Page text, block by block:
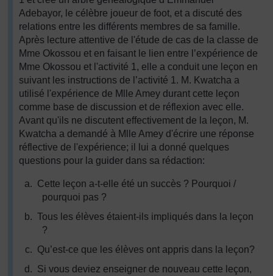
Adebayor, le célèbre joueur de foot, et a discuté des
relations entre les différents membres de sa famille.
Après lecture attentive de l'étude de cas de la classe de
Mme Okossou et en faisant le lien entre l’expérience de
Mme Okossou et l'activité 1, elle a conduit une leçon en
suivant les instructions de l’activité 1. M. Kwatcha a
utilisé l'expérience de Mlle Amey durant cette leçon
comme base de discussion et de réflexion avec elle.
Avant qu'ils ne discutent effectivement de la leçon, M.
Kwatcha a demandé à Mlle Amey d'écrire une réponse
réflective de l'expérience; il lui a donné quelques
questions pour la guider dans sa rédaction:
a. Cette leçon a-t-elle été un succès ? Pourquoi /
pourquoi pas ?
b. Tous les élèves étaient-ils impliqués dans la leçon
?
c. Qu’est-ce que les élèves ont appris dans la leçon?
d. Si vous deviez enseigner de nouveau cette leçon,